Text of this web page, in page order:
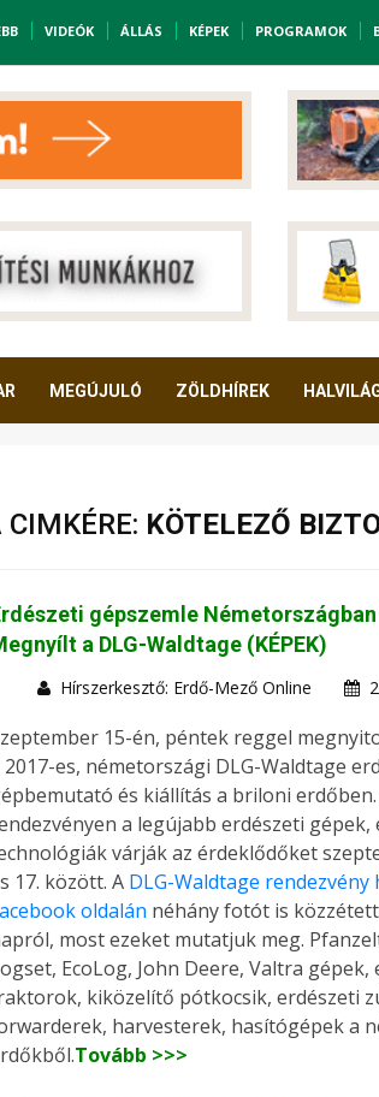
VIDEÓK ÁLLÁS KÉPEK PROGRAMOK
MEGÚJULÓ ZÖLDHÍREK
CIMKÉRE: KÖTELEZŐ
gépszemle
a DLG-Waldtage (KÉPEK)
Hírszerkesztő: Erdő-Mező Online
15-én, péntek reggel
2017-es, németországi DLG-Waldtage
és kiállítás a briloni erdőben.
a legújabb erdészeti gépek,
várják az érdeklődőket
17. között. A DLG-Waldtage rendezvény
oldalán néhány fotót is
most ezeket mutatjuk meg.
EcoLog, John Deere, Valtra gépek,
kiközelítő pótkocsik, erdészeti
harvesterek, hasítógépek a
Tovább >>>